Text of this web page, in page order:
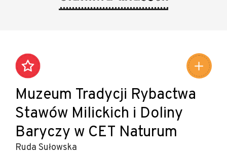
Muzeum Tradycji Rybactwa
Stawów Milickich i Doliny
Baryczy w CET Naturum
Ruda Sułowska